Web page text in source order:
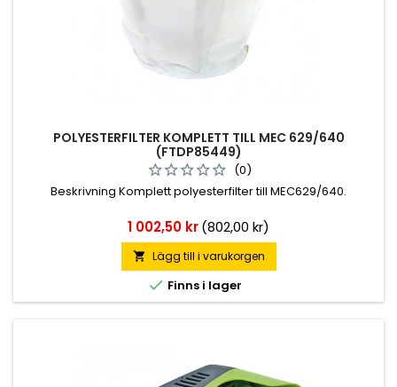
POLYESTERFILTER KOMPLETT TILL MEC 629/640
(FTDP85449)
(0)
Beskrivning Komplett polyesterfilter till MEC629/640.
Pris
1 002,50 kr(802,00 kr)
 Lägg till i varukorgen
 Finns i lager